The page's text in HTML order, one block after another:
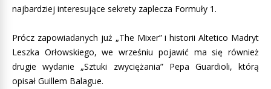
najbardziej interesujące sekrety zaplecza Formuły 1.
Prócz zapowiadanych już „The Mixer” i historii Altetico Madryt
Leszka Orłowskiego, we wrześniu pojawić ma się również
drugie wydanie „Sztuki zwyciężania” Pepa Guardioli, którą
opisał Guillem Balague.